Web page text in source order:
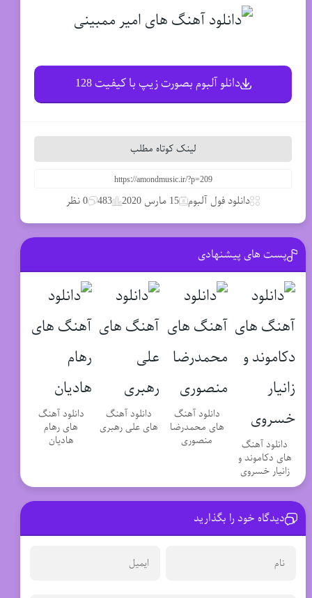
دانلو آلبوم بصورت زیپ با کیفیت 128
لینک کوتاه مطلب
دانلود فول آلبوم 15 مارس 2020 483 0 نظر
پست های پیشنهادی
دانلود آهنگ
های دکاموند و
زانیار خسروی
دانلود آهنگ
های محمدرضا
منصوری
دانلود آهنگ
های علی رهبری
دانلود آهنگ
های رهام
هادیان
دیدگاه خود را بگذارید